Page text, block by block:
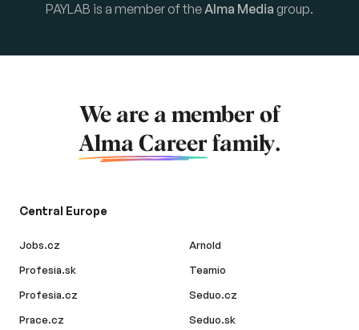
PAYLAB is a member of theAlma Media group.
We are a member of
Alma Career family.
Central Europe
Jobs.cz
Profesia.sk
Profesia.cz
Prace.cz
Arnold
Teamio
Seduo.cz
Seduo.sk